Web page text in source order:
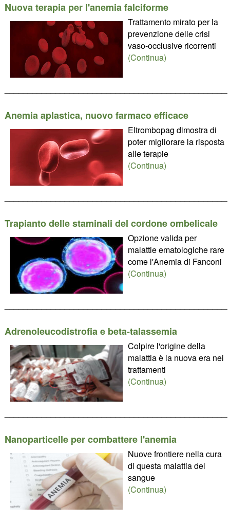
Nuova terapia per l'anemia falciforme
Trattamento mirato per la
prevenzione delle crisi
vaso-occlusive ricorrenti
(Continua)
Anemia aplastica, nuovo farmaco efficace
Eltrombopag dimostra di
poter migliorare la risposta
alle terapie
(Continua)
Trapianto delle staminali del cordone ombelicale
Opzione valida per
malattie ematologiche rare
come l'Anemia di Fanconi
(Continua)
Adrenoleucodistrofia e beta-talassemia
Colpire l'origine della
malattia è la nuova era nei
trattamenti
(Continua)
Nanoparticelle per combattere l'anemia
Nuove frontiere nella cura
di questa malattia del
sangue
(Continua)